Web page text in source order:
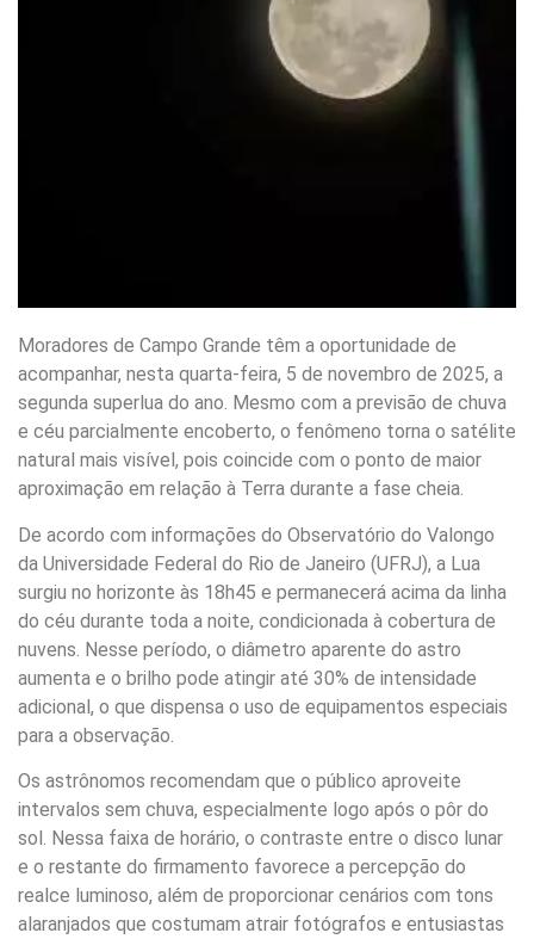
Moradores de Campo Grande têm a oportunidade de
acompanhar, nesta quarta-feira, 5 de novembro de 2025, a
segunda superlua do ano. Mesmo com a previsão de chuva
e céu parcialmente encoberto, o fenômeno torna o satélite
natural mais visível, pois coincide com o ponto de maior
aproximação em relação à Terra durante a fase cheia.
De acordo com informações do Observatório do Valongo
da Universidade Federal do Rio de Janeiro (UFRJ), a Lua
surgiu no horizonte às 18h45 e permanecerá acima da linha
do céu durante toda a noite, condicionada à cobertura de
nuvens. Nesse período, o diâmetro aparente do astro
aumenta e o brilho pode atingir até 30% de intensidade
adicional, o que dispensa o uso de equipamentos especiais
para a observação.
Os astrônomos recomendam que o público aproveite
intervalos sem chuva, especialmente logo após o pôr do
sol. Nessa faixa de horário, o contraste entre o disco lunar
e o restante do firmamento favorece a percepção do
realce luminoso, além de proporcionar cenários com tons
alaranjados que costumam atrair fotógrafos e entusiastas